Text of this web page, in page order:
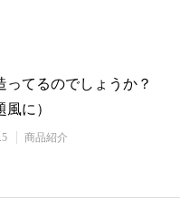
ってるのでしょうか？
風に）
商品紹介